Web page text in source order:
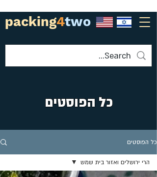
packing4two
כל הפוסטים
כל הפוסטים
הרי ירושלים ואזור בית שמש